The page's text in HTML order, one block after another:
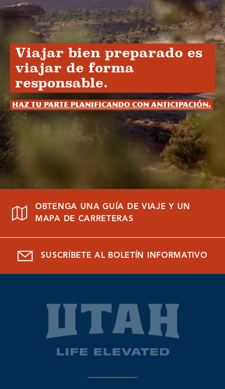
Viajar bien preparado es
viajar de forma
responsable.
Haz tu parte planificando con anticipación.
OBTENGA UNA GUÍA DE VIAJE Y UN
MAPA DE CARRETERAS
SUSCRÍBETE AL BOLETÍN INFORMATIVO